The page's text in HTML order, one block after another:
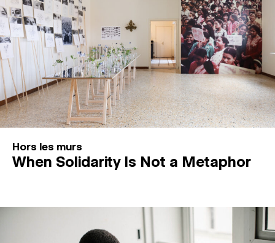
Hors les murs
When Solidarity Is Not a Metaphor